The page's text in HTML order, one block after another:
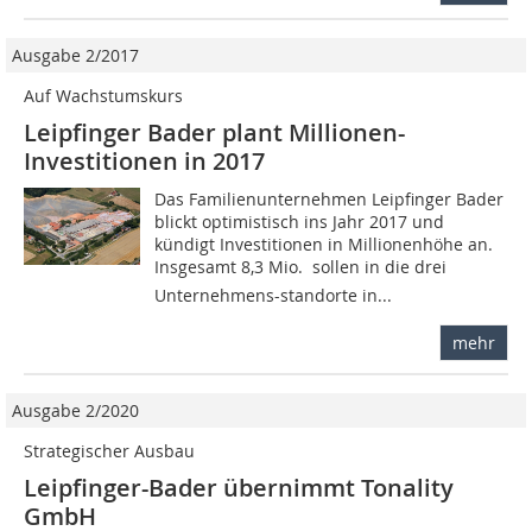
Ausgabe 2/2017
Auf Wachstumskurs
Leipfinger Bader plant Millionen-
Investitionen in 2017
Das Familienunternehmen Leipfinger Bader
blickt optimistisch ins Jahr 2017 und
kündigt Investitionen in Millionenhöhe an.
Insgesamt 8,3 Mio.  sollen in die drei
Unternehmens-standorte in...
mehr
Ausgabe 2/2020
Strategischer Ausbau
Leipfinger-Bader übernimmt Tonality
GmbH